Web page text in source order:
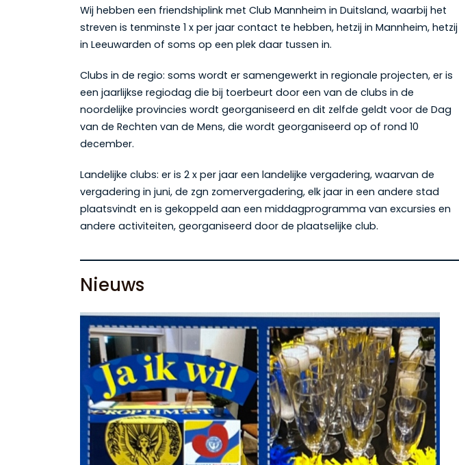
Wij hebben een friendshiplink met Club Mannheim in Duitsland, waarbij het
streven is tenminste 1 x per jaar contact te hebben, hetzij in Mannheim, hetzij
in Leeuwarden of soms op een plek daar tussen in.
Clubs in de regio: soms wordt er samengewerkt in regionale projecten, er is
een jaarlijkse regiodag die bij toerbeurt door een van de clubs in de
noordelijke provincies wordt georganiseerd en dit zelfde geldt voor de Dag
van de Rechten van de Mens, die wordt georganiseerd op of rond 10
december.
Landelijke clubs: er is 2 x per jaar een landelijke vergadering, waarvan de
vergadering in juni, de zgn zomervergadering, elk jaar in een andere stad
plaatsvindt en is gekoppeld aan een middagprogramma van excursies en
andere activiteiten, georganiseerd door de plaatselijke club.
Nieuws